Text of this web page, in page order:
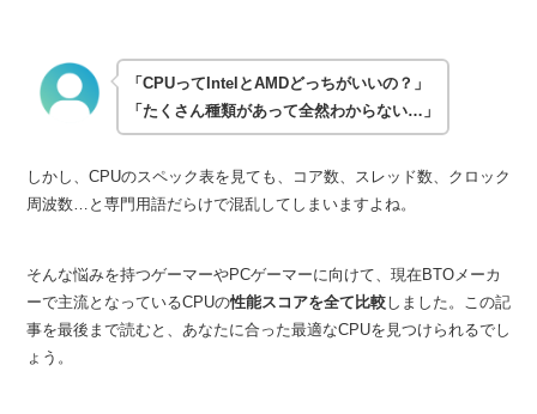
「CPUってIntelとAMDどっちがいいの？」
「たくさん種類があって全然わからない…」
しかし、CPUのスペック表を見ても、コア数、スレッド数、クロック
周波数…と専門用語だらけで混乱してしまいますよね。
そんな悩みを持つゲーマーやPCゲーマーに向けて、現在BTOメーカ
ーで主流となっているCPUの性能スコアを全て比較しました。この記
事を最後まで読むと、あなたに合った最適なCPUを見つけられるでし
ょう。